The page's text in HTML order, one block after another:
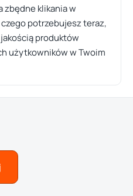
zbędne klikania w
potrzebujesz teraz,
produktów
użytkowników w Twoim